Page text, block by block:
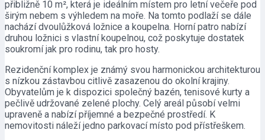
přibližně 10 m², která je ideálním místem pro letní večeře pod
širým nebem s výhledem na moře. Na tomto podlaží se dále
nachází dvoulůžková ložnice a koupelna. Horní patro nabízí
druhou ložnici s vlastní koupelnou, což poskytuje dostatek
soukromí jak pro rodinu, tak pro hosty.
Rezidenční komplex je známý svou harmonickou architekturou
s nízkou zástavbou citlivě zasazenou do okolní krajiny.
Obyvatelům je k dispozici společný bazén, tenisové kurty a
pečlivě udržované zelené plochy. Celý areál působí velmi
upraveně a nabízí příjemné a bezpečné prostředí. K
nemovitosti náleží jedno parkovací místo pod přístřeškem.